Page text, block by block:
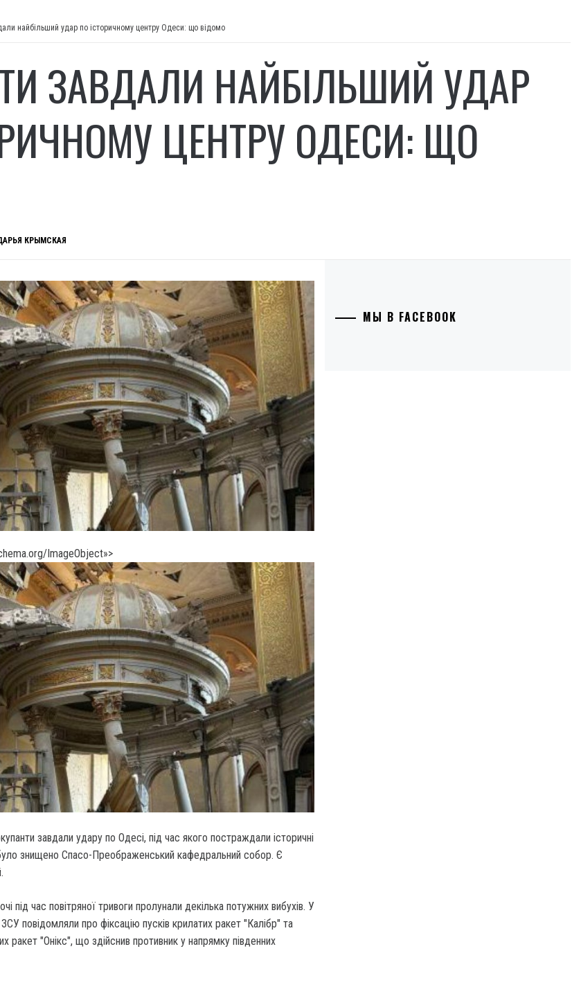
найбільший удар по історичному центру Одеси: що відомо
ЗАВДАЛИ НАЙБІЛЬШИЙ УДАР
ЦЕНТРУ ОДЕСИ: ЩО
КРЫМСКАЯ
ImageObject»>
завдали удару по Одесі, під час якого постраждали історичні
було знищено Спасо-Преображенський кафедральний собор. Є
під час повітряної тривоги пролунали декілька потужних вибухів. У
повідомляли про фіксацію пусків крилатих ракет "Калібр" та
ракет "Онікс", що здійснив противник у напрямку південних
МЫ В FACEBOOK